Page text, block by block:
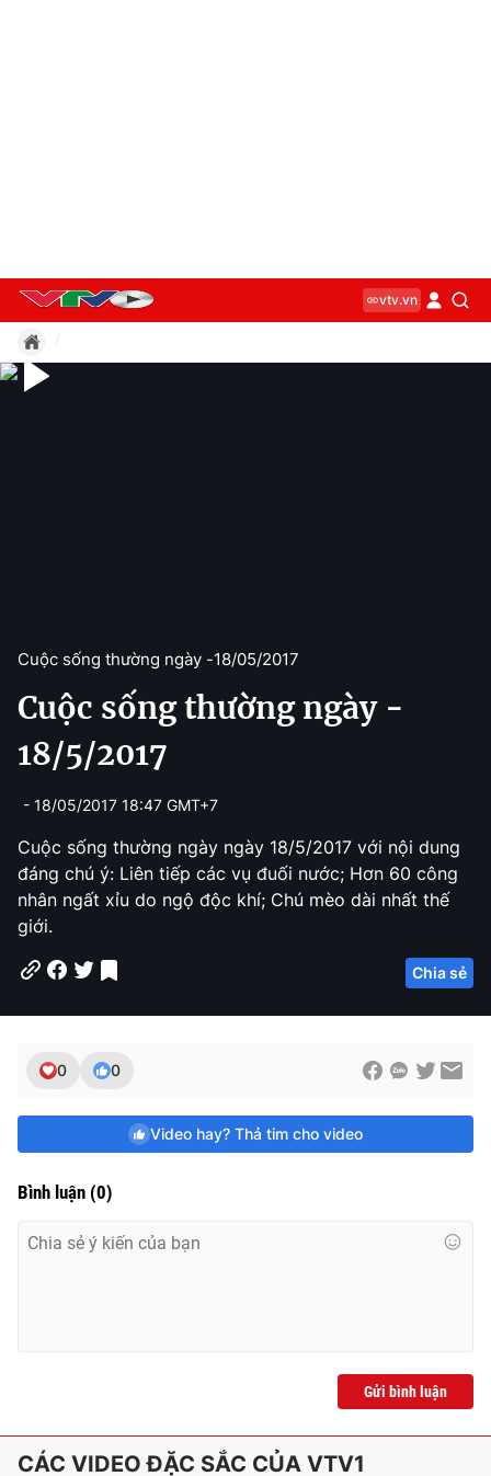
vtv.vn
Cuộc sống thường ngày -18/05/2017
Cuộc sống thường ngày -
18/5/2017
- 18/05/2017 18:47 GMT+7
Cuộc sống thường ngày ngày 18/5/2017 với nội dung
đáng chú ý: Liên tiếp các vụ đuối nước; Hơn 60 công
nhân ngất xỉu do ngộ độc khí; Chú mèo dài nhất thế
giới.
Chia sẻ
0 0
Video hay? Thả tim cho video
Bình luận (0)
Gửi bình luận
CÁC VIDEO ĐẶC SẮC CỦA VTV1